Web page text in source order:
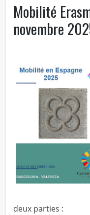
Mobilité
novembre
deux parties :